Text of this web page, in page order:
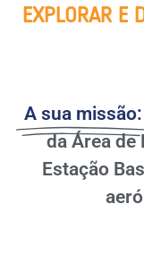
EXPLORAR E
A sua missão:
da Área de
Estação